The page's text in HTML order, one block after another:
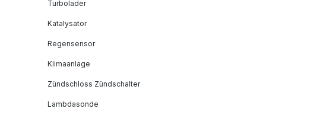
Turbolader
Katalysator
Regensensor
Klimaanlage
Zündschloss Zündschalter
Lambdasonde